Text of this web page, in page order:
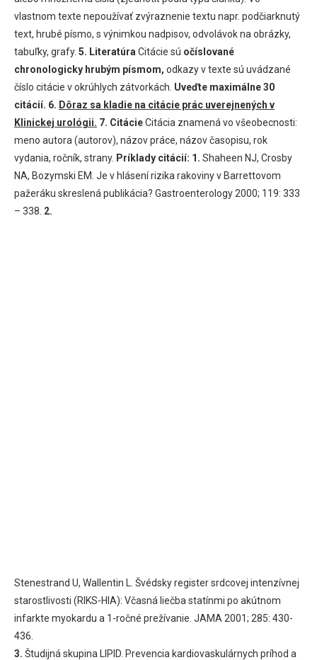
vlastnom texte nepoužívať zvýraznenie textu napr. podčiarknutý
text, hrubé písmo, s výnimkou nadpisov, odvolávok na obrázky,
tabuľky, grafy. 5. Literatúra Citácie sú očíslované
chronologicky hrubým písmom, odkazy v texte sú uvádzané
číslo citácie v okrúhlych zátvorkách. Uveďte maximálne 30
citácií. 6. Dôraz sa kladie na citácie prác uverejnených v
Klinickej urológii. 7. CitácieCitácia znamená vo všeobecnosti:
meno autora (autorov), názov práce, názov časopisu, rok
vydania, ročník, strany. Príklady citácií: 1. Shaheen NJ, Crosby
NA, Bozymski EM. Je v hlásení rizika rakoviny v Barrettovom
pažeráku skreslená publikácia? Gastroenterology 2000; 119: 333
– 338. 2.
Stenestrand U, Wallentin L. Švédsky register srdcovej intenzívnej
starostlivosti (RIKS-HIA): Včasná liečba statínmi po akútnom
infarkte myokardu a 1-ročné prežívanie. JAMA 2001; 285: 430-
436.
3. Študijná skupina LIPID. Prevencia kardiovaskulárnych príhod a